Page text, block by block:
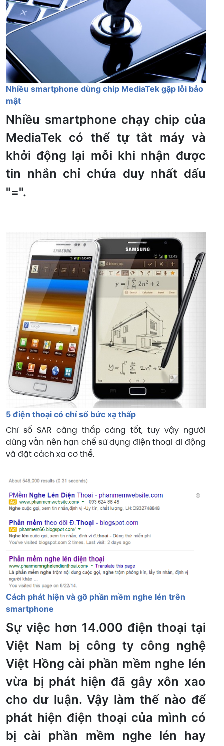
Nhiều smartphone dùng chip MediaTek gặp lỗi bảo
mật
Nhiều smartphone chạy chip của
MediaTek có thể tự tắt máy và
khởi động lại mỗi khi nhận được
tin nhắn chỉ chứa duy nhất dấu
"=".
5 điện thoại có chỉ số bức xạ thấp
Chỉ số SAR càng thấp càng tốt, tuy vậy người
dùng vẫn nên hạn chế sử dụng điện thoại di động
và đặt cách xa cơ thể.
Cách phát hiện và gỡ phần mềm nghe lén trên
smartphone
Sự việc hơn 14.000 điện thoại tại
Việt Nam bị công ty công nghệ
Việt Hồng cài phần mềm nghe lén
vừa bị phát hiện đã gây xôn xao
cho dư luận. Vậy làm thế nào để
phát hiện điện thoại của mình có
bị cài phần mềm nghe lén hay